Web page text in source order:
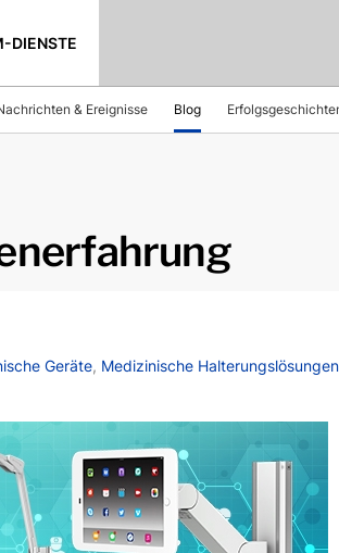
DIENSTE
& Ereignisse Blog
Geräte, Medizinische Halterungslösungen